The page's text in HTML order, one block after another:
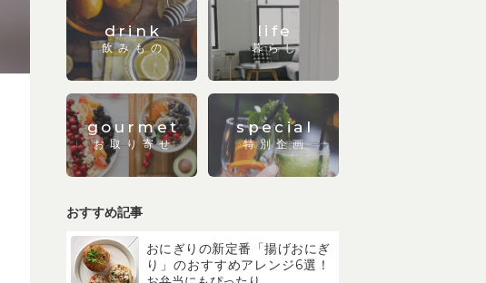
drink
飲みもの
life
暮らし
gourmet
お取り寄せ
special
特別企画
おすすめ記事
おにぎりの新定番「揚げおにぎ
り」のおすすめアレンジ6選！